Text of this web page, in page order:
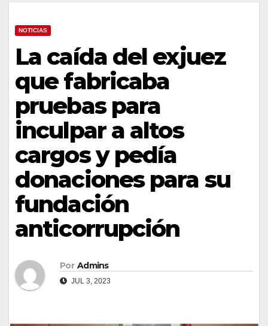
NOTICIAS
La caída del exjuez
que fabricaba
pruebas para
inculpar a altos
cargos y pedía
donaciones para su
fundación
anticorrupción
Por Admins
JUL 3, 2023